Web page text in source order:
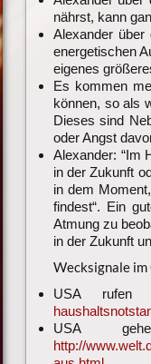
nährst, kann
Alexander über
energetischen
eigenes
Es kommen
können, so als
Dieses sind
oder Angst
Alexander: “Im
in der Zukunft
in dem
findest“. Ein
Atmung zu
in der Zukunft
Wecksignale
USA rufen
USA
http://